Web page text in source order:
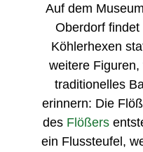
Auf dem
Oberdorf
Köhlerhexen
weitere
traditionelles
erinnern: Die
des Flößers
ein Flussteufel,